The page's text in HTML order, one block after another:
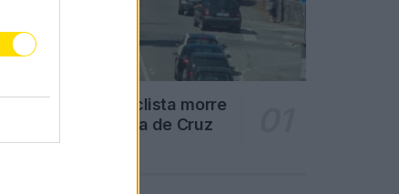
Famalicão: Motociclista morre
na N14 na freguesia de Cruz